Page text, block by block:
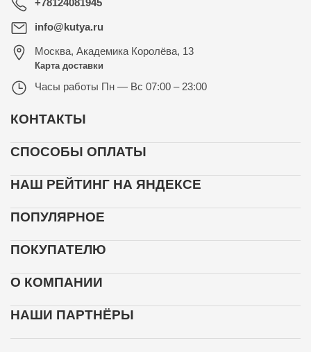
info@kutya.ru
Москва, Академика Королёва, 13
Карта доставки
Часы работы Пн — Вс 07:00 – 23:00
КОНТАКТЫ
СПОСОБЫ ОПЛАТЫ
НАШ РЕЙТИНГ НА ЯНДЕКСЕ
ПОПУЛЯРНОЕ
ПОКУПАТЕЛЮ
О КОМПАНИИ
НАШИ ПАРТНЁРЫ